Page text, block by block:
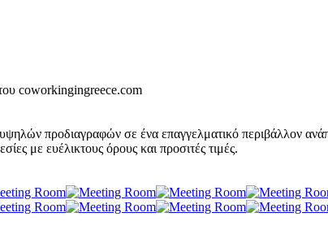
coworkingingreece.com
προδιαγραφών σε ένα επαγγελματικό περιβάλλον
με ευέλικτους όρους και προσιτές τιμές.